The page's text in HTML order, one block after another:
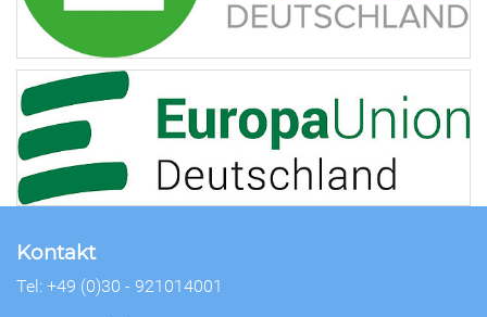
Kontakt
Tel: +49 (0)30 - 921014001